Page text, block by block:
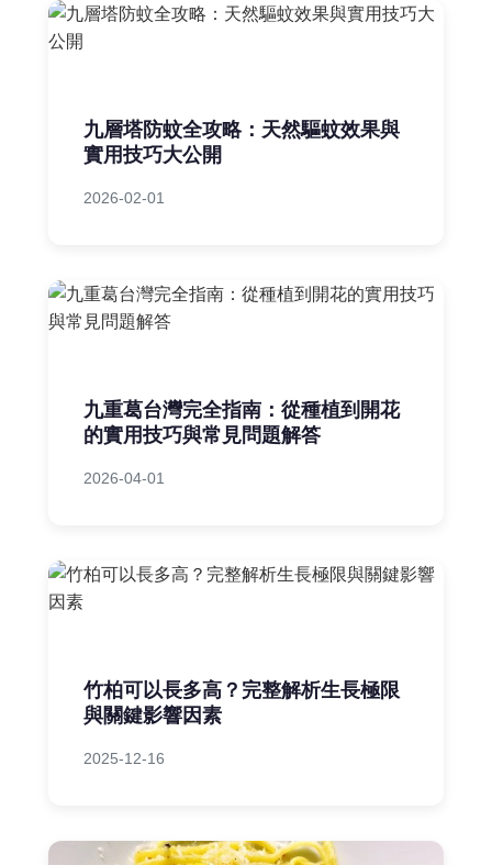
九層塔防蚊全攻略：天然驅蚊效果與
實用技巧大公開
2026-02-01
九重葛台灣完全指南：從種植到開花
的實用技巧與常見問題解答
2026-04-01
竹柏可以長多高？完整解析生長極限
與關鍵影響因素
2025-12-16